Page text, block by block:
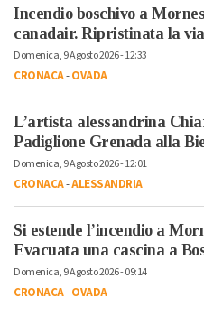
Incendio boschivo a
canadair. Ripristinata la
Domenica, 9 Agosto 2026 - 12:33
CRONACA-OVADA
L’artista alessandrina
Padiglione Grenada alla
Domenica, 9 Agosto 2026 - 12:01
CRONACA-ALESSANDRIA
Si estende l’incendio a
Evacuata una cascina a
Domenica, 9 Agosto 2026 - 09:14
CRONACA-OVADA